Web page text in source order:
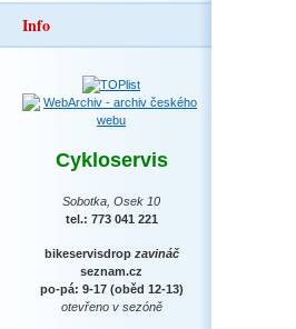
Info
Cykloservis
Sobotka, Osek 10
tel.: 773 041 221
bikeservisdrop zavináč
seznam.cz
po-pá: 9-17 (oběd 12-13)
otevřeno v sezóně